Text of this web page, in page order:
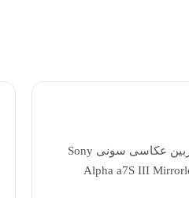
کانن مانت آر اف مدل
Canon RF 400mm f/2.8